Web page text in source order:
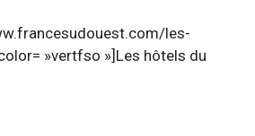
les-
»vertfso »]Les hôtels du